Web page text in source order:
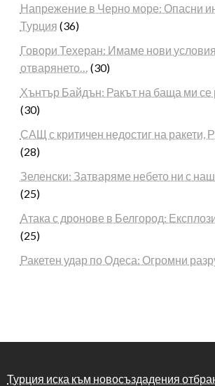
Напрежение в Черно море: Опасни
Турция (36)
Говори Техеран: Имаме нови
отварянето… (30)
Хънтър Байдън: Ракът на баща ми се
(30)
САЩ с критичен недостиг на ракети,
(28)
Зеленски: Затваряме небето ни с
(25)
Атака с дронове в Белгород:
(25)
Ракетен удар по Одеса: Огромни
Турция иска към новосъздадения